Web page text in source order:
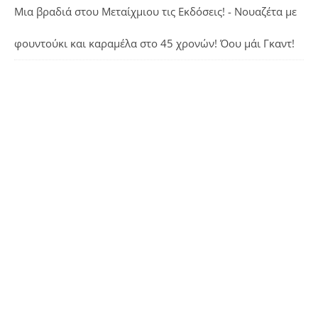
Μια βραδιά στου Μεταίχμιου τις Εκδόσεις! - Νουαζέτα με
φουντούκι και καραμέλα στο 45 χρονών! Όου μάι Γκαντ!